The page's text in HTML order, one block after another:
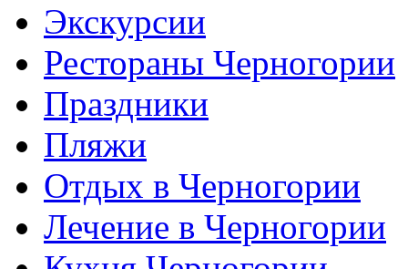
Экскурсии
Рестораны Черногории
Праздники
Пляжи
Отдых в Черногории
Лечение в Черногории